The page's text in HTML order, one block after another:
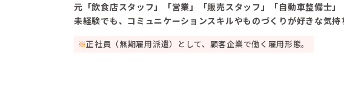
元「飲食店スタッフ」「営業」「販売スタッフ」「自動車整備士」
未経験でも、コミュニケーションスキルやものづくりが好きな気持
正社員（無期雇用派遣）として、顧客企業で働く雇用形態。